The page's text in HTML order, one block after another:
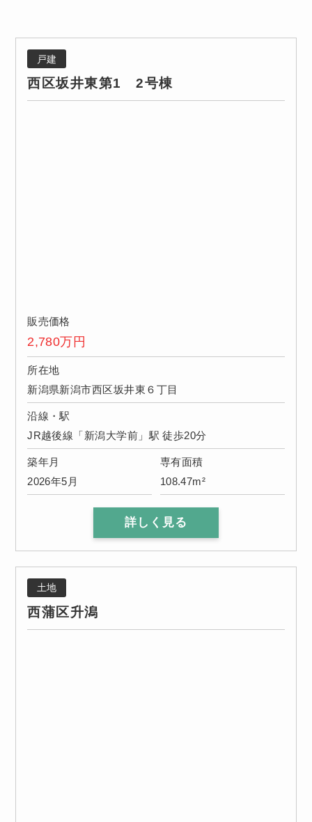
戸建
西区坂井東第1 2号棟
販売価格
2,780万円
所在地
新潟県新潟市西区坂井東６丁目
沿線・駅
JR越後線「新潟大学前」駅 徒歩20分
築年月
2026年5月
専有面積
108.47m²
詳しく見る
土地
西蒲区升潟